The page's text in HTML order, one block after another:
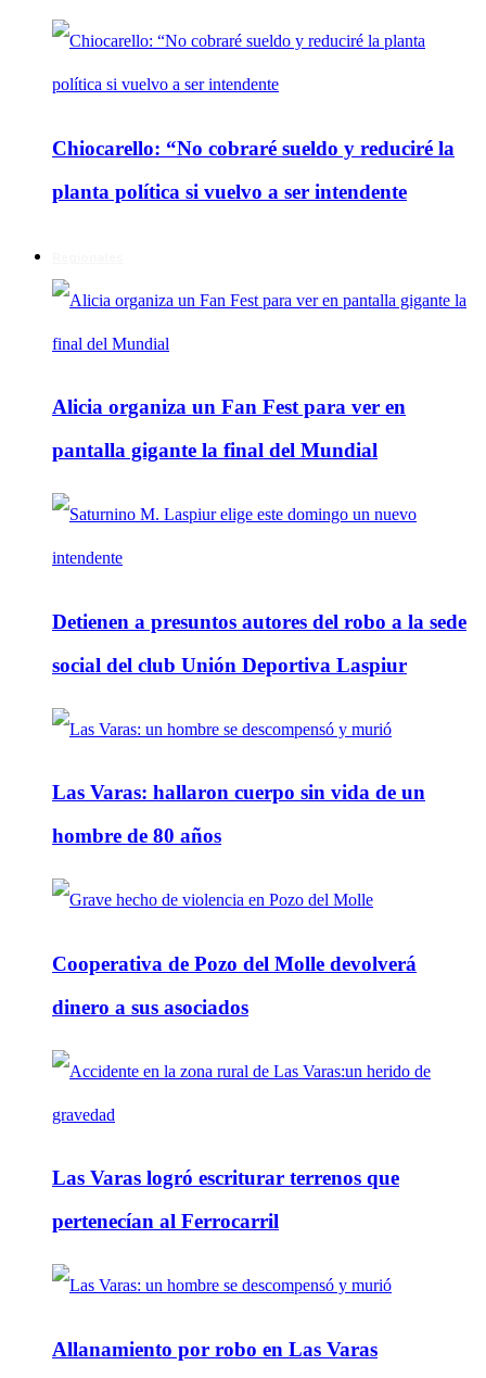
Chiocarello: “No cobraré sueldo y reduciré la
planta política si vuelvo a ser intendente
Alicia organiza un Fan Fest para ver en
pantalla gigante la final del Mundial
Detienen a presuntos autores del robo a la sede
social del club Unión Deportiva Laspiur
Las Varas: hallaron cuerpo sin vida de un
hombre de 80 años
Cooperativa de Pozo del Molle devolverá
dinero a sus asociados
Las Varas logró escriturar terrenos que
pertenecían al Ferrocarril
Allanamiento por robo en Las Varas